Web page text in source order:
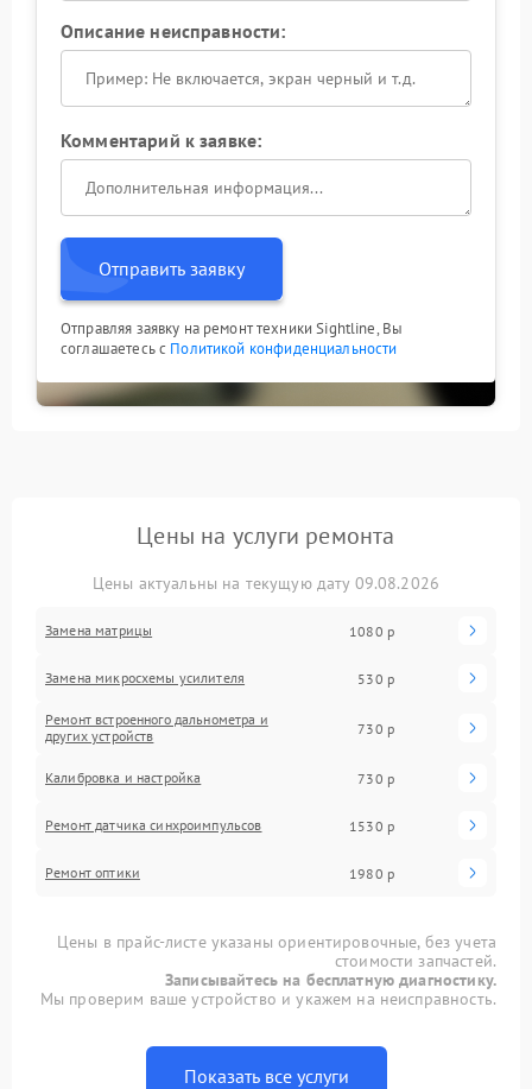
Описание неисправности:
Комментарий к заявке:
Отправить заявку
Отправляя заявку на ремонт техники Sightline, Вы
соглашаетесь с Политикой конфиденциальности
Цены на услуги ремонта
Цены актуальны на текущую дату 09.08.2026
Замена матрицы 1080 р
Замена микросхемы усилителя 530 р
Ремонт встроенного дальнометра и
других устройств
730 р
Калибровка и настройка 730 р
Ремонт датчика синхроимпульсов 1530 р
Ремонт оптики 1980 р
Цены в прайс-листе указаны ориентировочные, без учета
стоимости запчастей.
Записывайтесь на бесплатную диагностику.
Мы проверим ваше устройство и укажем на неисправность.
Показать все услуги